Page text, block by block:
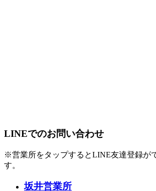
LINEでのお問い合わせ
※営業所をタップするとLINE友達登録が
す。
坂井営業所